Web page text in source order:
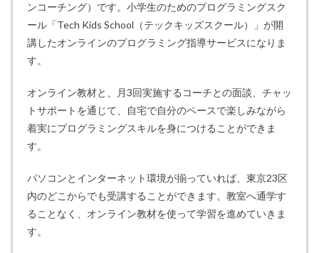
ンコーチング）です。小学生のためのプログラミングスク
ール「Tech Kids School（テックキッズスクール）」が開
講したオンラインのプログラミング指導サービスになりま
す。
オンライン教材と、月3回実施するコーチとの面談、チャッ
トサポートを通じて、自宅で自分のペースで楽しみながら
着実にプログラミングスキルを身につけることができま
す。
パソコンとインターネット環境が揃っていれば、東京23区
内のどこからでも受講することができます。教室へ通学す
ることなく、オンライン教材を使って学習を進めていきま
す。